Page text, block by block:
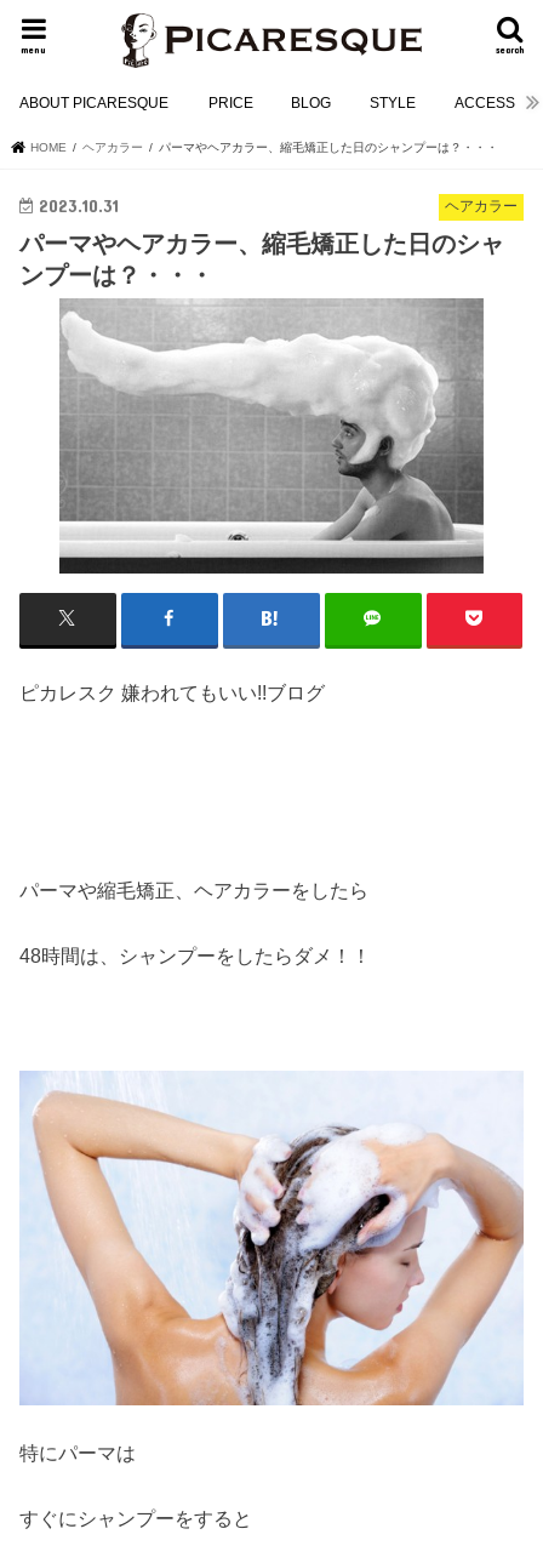
search
menu
ABOUT PICARESQUE PRICE BLOG STYLE ACCESS
HOME ヘアカラー パーマやヘアカラー、縮毛矯正した日のシャンプーは？・・・
ヘアカラー
2023.10.31
パーマやヘアカラー、縮毛矯正した日のシャ
ンプーは？・・・
ピカレスク 嫌われてもいい!!ブログ
パーマや縮毛矯正、ヘアカラーをしたら
48時間は、シャンプーをしたらダメ！！
特にパーマは
すぐにシャンプーをすると